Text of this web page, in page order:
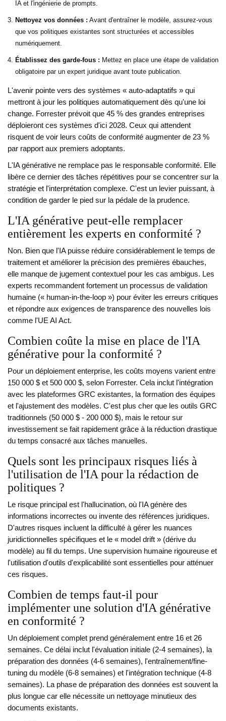
IA et l'ingénierie de prompts.
Nettoyez vos données : Avant d'entraîner le modèle, assurez-vous
que vos politiques existantes sont structurées et accessibles
numériquement.
Établissez des garde-fous : Mettez en place une étape de validation
obligatoire par un expert juridique avant toute publication.
L'avenir pointe vers des systèmes « auto-adaptatifs » qui
mettront à jour les politiques automatiquement dès qu'une loi
change. Forrester prévoit que 45 % des grandes entreprises
déploieront ces systèmes d'ici 2028. Ceux qui attendent
risquent de voir leurs coûts de conformité augmenter de 23 %
par rapport aux premiers adoptants.
L'IA générative ne remplace pas le responsable conformité. Elle
libère ce dernier des tâches répétitives pour se concentrer sur la
stratégie et l'interprétation complexe. C'est un levier puissant, à
condition de garder le pied sur la pédale de la prudence.
L'IA générative peut-elle remplacer
entièrement les experts en conformité ?
Non. Bien que l'IA puisse réduire considérablement le temps de
traitement et améliorer la précision des premières ébauches,
elle manque de jugement contextuel pour les cas ambigus. Les
experts recommandent fortement un processus de validation
humaine (« human-in-the-loop ») pour éviter les erreurs critiques
et répondre aux exigences de transparence des nouvelles lois
comme l'UE AI Act.
Combien coûte la mise en place de l'IA
générative pour la conformité ?
Pour un déploiement enterprise, les coûts moyens varient entre
150 000 $ et 500 000 $, selon Forrester. Cela inclut l'intégration
avec les plateformes GRC existantes, la formation des équipes
et l'ajustement des modèles. C'est plus cher que les outils GRC
traditionnels (50 000 $ - 200 000 $), mais le retour sur
investissement se fait rapidement grâce à la réduction drastique
du temps consacré aux tâches manuelles.
Quels sont les principaux risques liés à
l'utilisation de l'IA pour la rédaction de
politiques ?
Le risque principal est l'hallucination, où l'IA génère des
informations incorrectes ou invente des références juridiques.
D'autres risques incluent la difficulté à gérer les nuances
juridictionnelles spécifiques et le « model drift » (dérive du
modèle) au fil du temps. Une supervision humaine rigoureuse et
l'utilisation d'outils d'explicabilité sont essentielles pour atténuer
ces risques.
Combien de temps faut-il pour
implémenter une solution d'IA générative
en conformité ?
Un déploiement complet prend généralement entre 16 et 26
semaines. Ce délai inclut l'évaluation initiale (2-4 semaines), la
préparation des données (4-6 semaines), l'entraînement/fine-
tuning du modèle (6-8 semaines) et l'intégration technique (4-8
semaines). La phase de préparation des données est souvent la
plus longue car elle nécessite un nettoyage minutieux des
documents existants.